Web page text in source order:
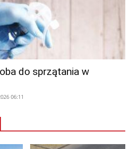
do sprzątania w
06:11